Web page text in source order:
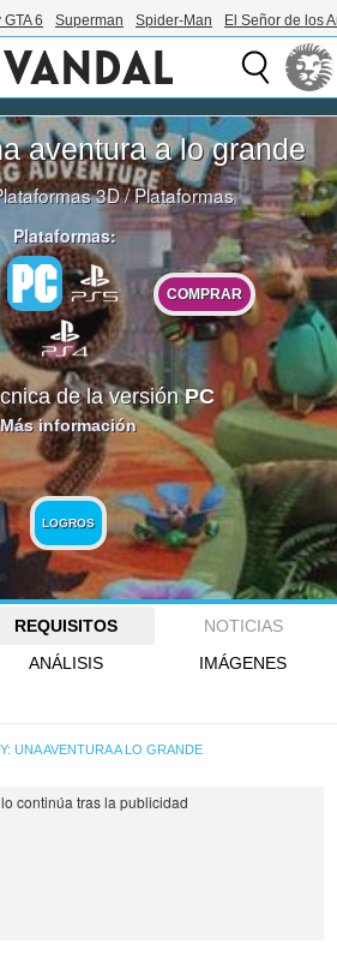
6 Superman Spider-Man El Señor de los
aventura a lo grande
3D/Plataformas
Plataformas:
COMPRAR
de la versiónPC
Más información
LOGROS
REQUISITOS
NOTICIAS
ANÁLISIS
IMÁGENES
UNA AVENTURA A LO GRANDE